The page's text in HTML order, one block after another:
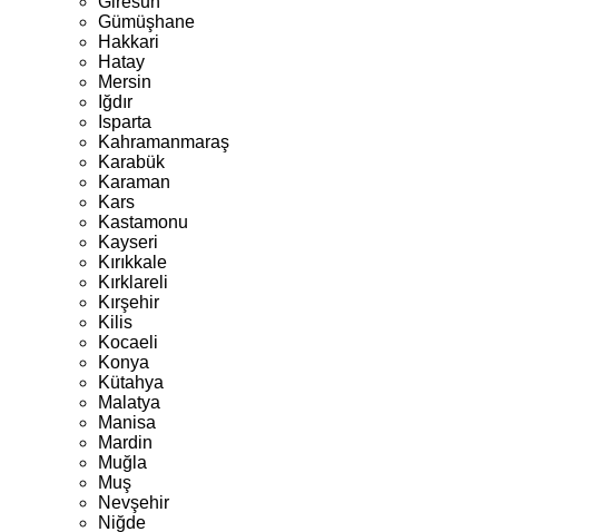
Gümüşhane
Hakkari
Hatay
Mersin
Iğdır
Isparta
Kahramanmaraş
Karabük
Karaman
Kars
Kastamonu
Kayseri
Kırıkkale
Kırklareli
Kırşehir
Kilis
Kocaeli
Konya
Kütahya
Malatya
Manisa
Mardin
Muğla
Muş
Nevşehir
Niğde